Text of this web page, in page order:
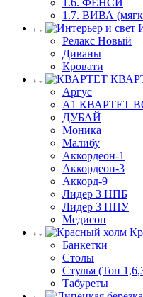
1.7. ВИВА
Релакс Новый
Диваны
Кровати
Аргус
А1 КВАРТЕТ
ДУБАЙ
Моника
Малибу
Аккордеон-1
Аккордеон-3
Аккорд-9
Лидер 3 НПБ
Лидер 3 ППУ
Медисон
Банкетки
Столы
Стулья (Тон
Табуреты